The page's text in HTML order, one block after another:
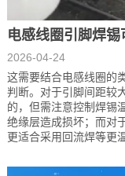
电感线圈引脚焊锡
2026-04-24
这需要结合电感线圈的
判断。对于引脚间距较
的，但需注意控制焊锡
绝缘层造成损坏；而对
更适合采用回流焊等更